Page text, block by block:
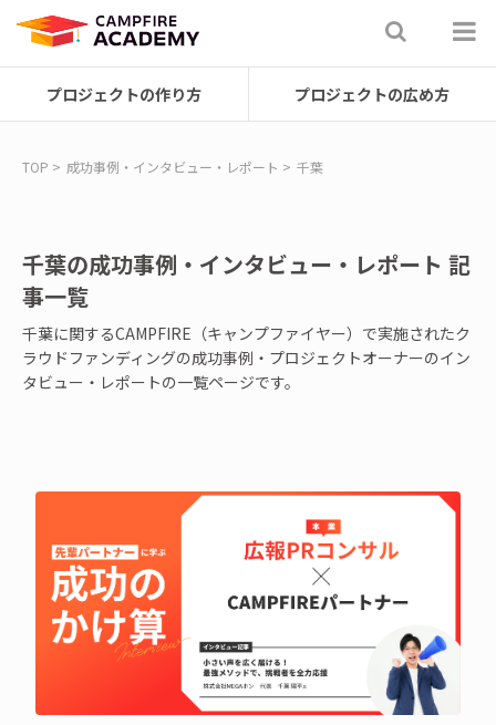
プロジェクトの作り方 プロジェクトの広め方
TOP 成功事例・インタビュー・レポート 千葉
千葉の成功事例・インタビュー・レポート 記
事一覧
千葉に関するCAMPFIRE（キャンプファイヤー）で実施されたク
ラウドファンディングの成功事例・プロジェクトオーナーのイン
タビュー・レポートの一覧ページです。